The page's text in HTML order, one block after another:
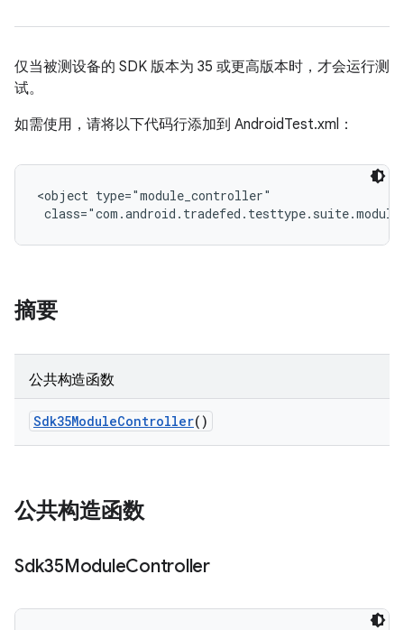
仅当被测设备的 SDK 版本为 35 或更高版本时，才会运行测
试。
如需使用，请将以下代码行添加到 AndroidTest.xml：
<object type="module_controller"
摘要
公共构造函数
Sdk35ModuleController()
公共构造函数
Sdk35ModuleController